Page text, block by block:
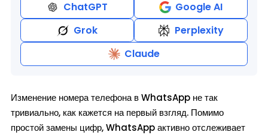
ChatGPT
Google AI
Grok
Perplexity
Claude
Изменение номера телефона в WhatsApp не так
тривиально, как кажется на первый взгляд. Помимо
простой замены цифр, WhatsApp активно отслеживает